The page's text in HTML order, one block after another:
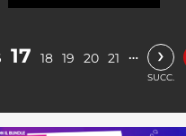
17 18 19 20 21 … ›
SUCC.